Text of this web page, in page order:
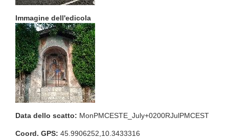
Immagine dell'edicola
Data dello scatto: MonPMCESTE_July+0200RJulPMCEST
Coord. GPS: 45.9906252,10.3433316